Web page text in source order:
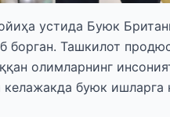
устида Буюк
борган. Ташкилот
олимларнинг
келажакда буюк